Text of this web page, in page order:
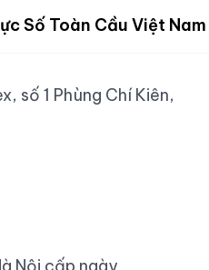
Số Toàn Cầu Việt Nam
số 1 Phùng Chí Kiên,